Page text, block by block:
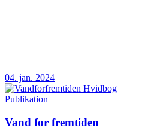
04. jan. 2024
Publikation
Vand for fremtiden